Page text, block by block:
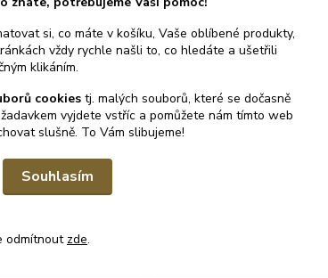
OS-2 - napájení z
bez DPH
Skladem e-
shop,
odešleme
prac.dnů
potkany VIANO OD-13 -
napájení přes 12V adaptér v
balení
Skladem e-
shop,
si, co máte v košíku, Vaše oblíbené produkty,
vždy rychle našli to, co hledáte a ušetřili
klikáním.
cookies tj. malých souborů, které se dočasně
vyjdete vstříc a pomůžete nám tímto web
slušně. To Vám slibujeme!
Souhlasím
odmítnout zde.